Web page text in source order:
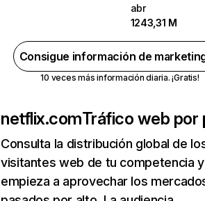
abr
1243,31 M
Consigue información de
10 veces más información diaria. ¡Gratis!
netflix.comTráfico web por
Consulta la distribución global de
visitantes web de tu competencia y
empieza a aprovechar los